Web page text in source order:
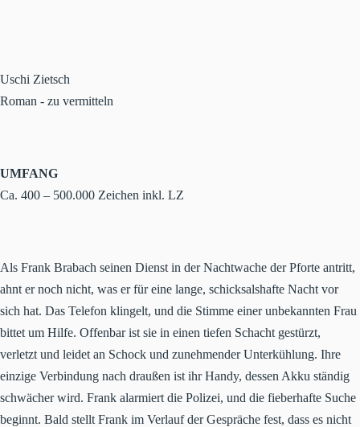
Uschi Zietsch
Roman - zu vermitteln
UMFANG
Ca. 400 – 500.000 Zeichen inkl. LZ
Als Frank Brabach seinen Dienst in der Nachtwache der Pforte antritt,
ahnt er noch nicht, was er für eine lange, schicksalshafte Nacht vor
sich hat. Das Telefon klingelt, und die Stimme einer unbekannten Frau
bittet um Hilfe. Offenbar ist sie in einen tiefen Schacht gestürzt,
verletzt und leidet an Schock und zunehmender Unterkühlung. Ihre
einzige Verbindung nach draußen ist ihr Handy, dessen Akku ständig
schwächer wird. Frank alarmiert die Polizei, und die fieberhafte Suche
beginnt. Bald stellt Frank im Verlauf der Gespräche fest, dass es nicht